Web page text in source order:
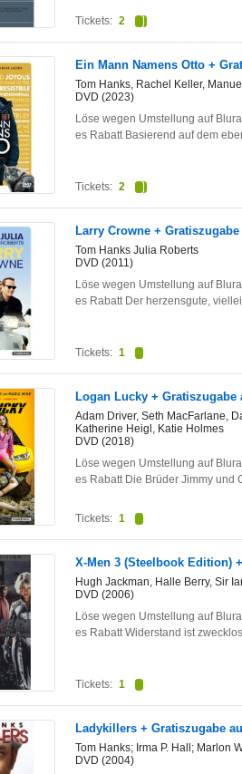
Tickets: 2
Ein Mann Namens Otto +
Tom Hanks, Rachel Keller,
DVD (2023)
Löse wegen Umstellung auf
es Rabatt Basierend auf dem
Tickets: 2
Larry Crowne +
Tom Hanks Julia Roberts
DVD (2011)
Löse wegen Umstellung auf
es Rabatt Der herzensgute,
Tickets: 1
Logan Lucky + Gratiszugabe
Adam Driver, Seth MacFarlane,
Katherine Heigl, Katie Holmes
DVD (2018)
Löse wegen Umstellung auf
es Rabatt Die Brüder Jimmy und
Tickets: 1
X-Men 3 (Steelbook Edition)
Hugh Jackman, Halle Berry, Sir
DVD (2006)
Löse wegen Umstellung auf
es Rabatt Widerstand ist
Tickets: 1
Ladykillers + Gratiszugabe
Tom Hanks; Irma P. Hall; Marlon
DVD (2004)